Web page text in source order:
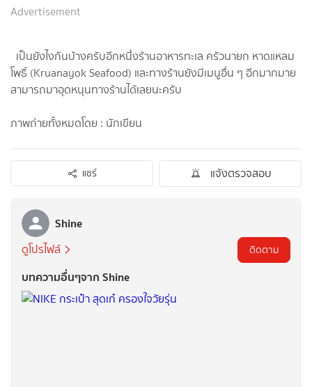
Advertisement
เป็น​ยังไงกันบ้างครับอีกหนึ่งร้านอาหารทะเล ครัวนายก หาดแหลม
โพธิ์ (Kruanayok Seafood)​ และทาง​ร้าน​ยังมีเมนู​อื่น​ ๆ​ อีก​มากมาย​
สามารถ​มาอุดหนุน​ทางร้านได้เลยนะครับ
ภาพถ่าย​ทั้งหมด​โดย​ : นักเขียน​
แชร์ แจ้งตรวจสอบ
Shine
ดูโปรไฟล์ ติดตาม
บทความอื่นๆจาก Shine